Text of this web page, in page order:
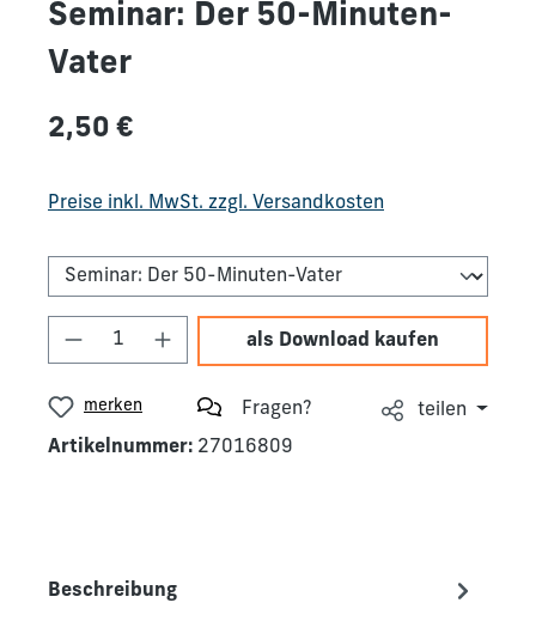
Seminar: Der 50-Minuten-
Vater
Regulärer Preis:
2,50 €
Preise inkl. MwSt. zzgl. Versandkosten
Produkt Anzahl: Gib den gewünschten
als Download kaufen
merken Fragen?
teilen
Artikelnummer: 27016809
Beschreibung